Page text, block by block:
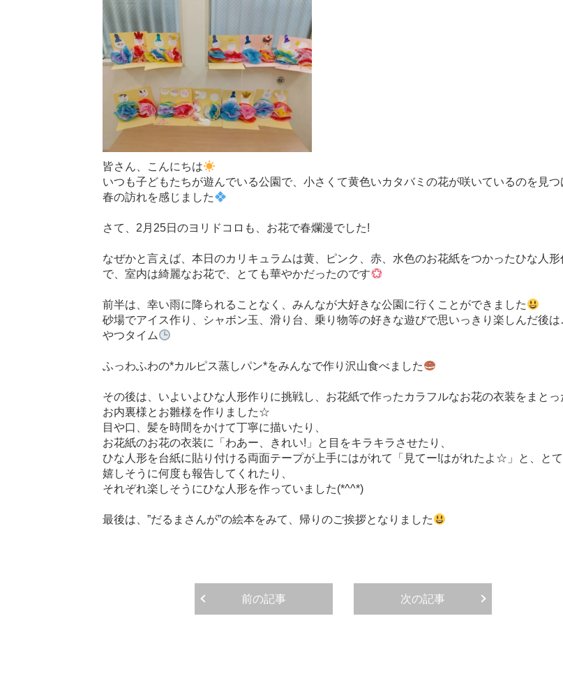
皆さん、こんにちは
いつも子どもたちが遊んでいる公園で、小さくて黄色いカタバミの花が咲いているのを見つ
春の訪れを感じました
さて、2月25日のヨリドコロも、お花で春爛漫でした!
なぜかと言えば、本日のカリキュラムは黄、ピンク、赤、水色のお花紙をつかったひな人形
で、室内は綺麗なお花で、とても華やかだったのです
前半は、幸い雨に降られることなく、みんなが大好きな公園に行くことができました
砂場でアイス作り、シャボン玉、滑り台、乗り物等の好きな遊びで思いっきり楽しんだ後
やつタイム
ふっわふわの*カルピス蒸しパン*をみんなで作り沢山食べました
その後は、いよいよひな人形作りに挑戦し、お花紙で作ったカラフルなお花の衣装をまとっ
お内裏様とお雛様を作りました☆
目や口、髪を時間をかけて丁寧に描いたり、
お花紙のお花の衣装に「わあー、きれい!」と目をキラキラさせたり、
ひな人形を台紙に貼り付ける両面テープが上手にはがれて「見てー!はがれたよ☆」と、と
嬉しそうに何度も報告してくれたり、
それぞれ楽しそうにひな人形を作っていました(*^^*)
最後は、”だるまさんが”の絵本をみて、帰りのご挨拶となりました
前の記事 次の記事